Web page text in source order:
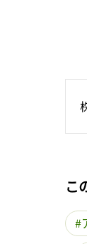
こ